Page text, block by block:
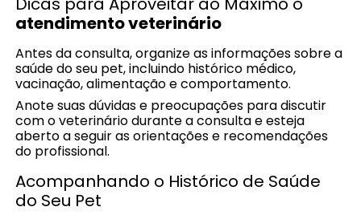
atendimento veterinário
Antes da consulta, organize as informações sobre a
saúde do seu pet, incluindo histórico médico,
vacinação, alimentação e comportamento.
Anote suas dúvidas e preocupações para discutir
com o veterinário durante a consulta e esteja
aberto a seguir as orientações e recomendações
do profissional.
Acompanhando o Histórico de Saúde
do Seu Pet